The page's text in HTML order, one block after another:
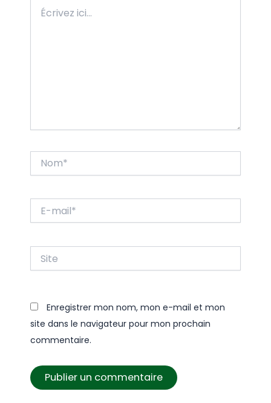
ici…
mail*
Enregistrer mon nom, mon e-mail et mon
site dans le navigateur pour mon prochain
commentaire.